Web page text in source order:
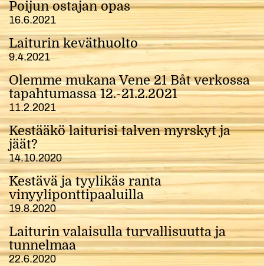
Poijun ostajan opas
16.6.2021
Laiturin keväthuolto
9.4.2021
Olemme mukana Vene 21 Båt verkossa
tapahtumassa 12.-21.2.2021
11.2.2021
Kestääkö laiturisi talven myrskyt ja
jäät?
14.10.2020
Kestävä ja tyylikäs ranta
vinyyliponttipaaluilla
19.8.2020
Laiturin valaisulla turvallisuutta ja
tunnelmaa
22.6.2020